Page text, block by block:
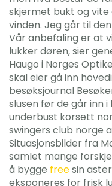
skjermet bukt og
vinden. Jeg går til
Vår anbefaling er at
lukker døren, sier
Haugo i Norges
skal eier gå inn
besøksjournal
slusen før de går inn
underbust korsett
swingers club norge
Situasjonsbilder fra
samlet mange
å bygge freesin
eksponeres for frisk